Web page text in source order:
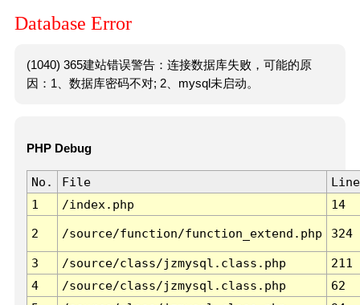
Database Error
(1040) 365建站错误警告：连接数据库失败，可能的原
因：1、数据库密码不对; 2、mysql未启动。
PHP Debug
No. File
Line
1
/index.php 14
2 /source/function/function_extend.php 324
3 /source/class/jzmysql.class.php
211
4
/source/class/jzmysql.class.php
62